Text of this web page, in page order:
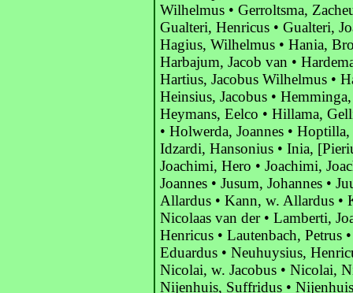
Wilhelmus • Gerroltsma,
Gualteri, Henricus • Gualteri,
Hagius, Wilhelmus • Hania,
Harbajum, Jacob van •
Hartius, Jacobus Wilhelmus •
Heinsius, Jacobus •
Heymans, Eelco • Hillama,
• Holwerda, Joannes •
Idzardi, Hansonius • Inia,
Joachimi, Hero • Joachimi,
Joannes • Jusum, Johannes •
Allardus • Kann, w. Allardus
Nicolaas van der • Lamberti,
Henricus • Lautenbach, Petrus
Eduardus • Neuhuysius,
Nicolai, w. Jacobus • Nicolai,
Nijenhuis, Suffridus •